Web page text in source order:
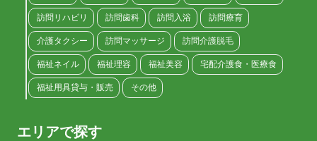
訪問リハビリ 訪問歯科 訪問入浴 訪問療育
介護タクシー 訪問マッサージ 訪問介護脱毛
福祉ネイル 福祉理容 福祉美容 宅配介護食・医療食
福祉用具貸与・販売 その他
エリアで探す